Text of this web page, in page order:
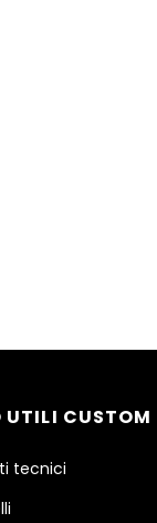
UTILI CUSTOM
tecnici